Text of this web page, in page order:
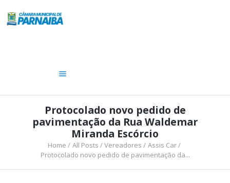
Protocolado novo pedido de
pavimentação da Rua Waldemar
Miranda Escórcio
Home All Posts Vereadores
Assis Car
Protocolado novo pedido de pavimentação da...
VEREADORES